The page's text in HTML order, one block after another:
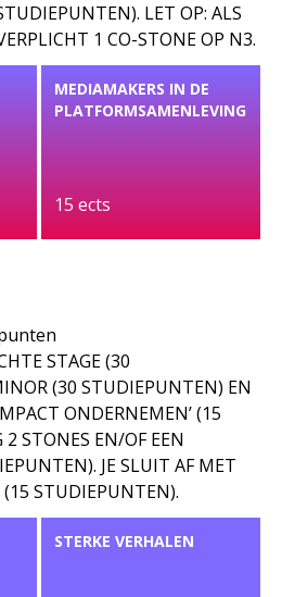
LET OP: ALS
1 CO-STONE OP N3.
MEDIAMAKERS IN DE
PLATFORMSAMENLEVING
15 ects
STAGE (30
(30 STUDIEPUNTEN) EN
ONDERNEMEN’ (15
STONES EN/OF EEN
JE SLUIT AF MET
(15 STUDIEPUNTEN).
STERKE VERHALEN